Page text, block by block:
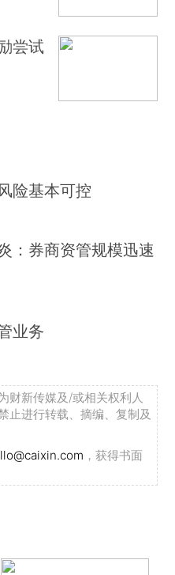
尝试
险基本可控
：券商资管规模迅速
业务
财新传媒及/或相关权利人
止进行转载、摘编、复制及
，获得书面